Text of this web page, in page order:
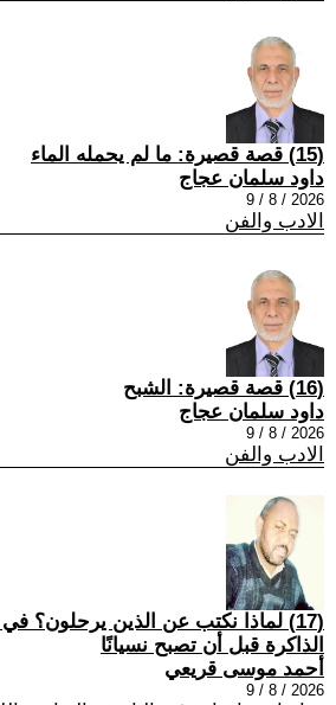
(15) قصة قصيرة: ما لم يحمله الماء
داود سلمان عجاج
2026 / 8 / 9
الادب والفن
(16) قصة قصيرة: الشبح
داود سلمان عجاج
2026 / 8 / 9
الادب والفن
(17) لماذا نكتب عن الذين يرحلون؟
الذاكرة قبل أن تصبح نسيانًا
أحمد موسى قريعي
2026 / 8 / 9